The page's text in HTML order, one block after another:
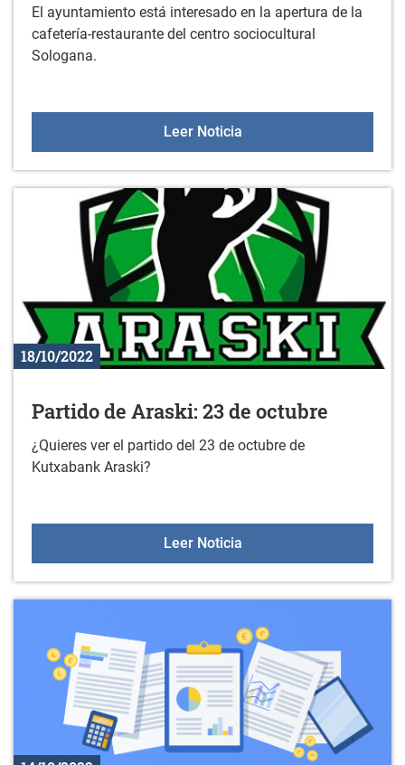
El ayuntamiento está interesado en la apertura de la
cafetería-restaurante del centro sociocultural
Sologana.
Leer NoticiaExplotación de
18/10/2022
Partido de Araski: 23 de octubre
¿Quieres ver el partido del 23 de octubre de
Kutxabank Araski?
Leer NoticiaPartido de Araski: 23 de